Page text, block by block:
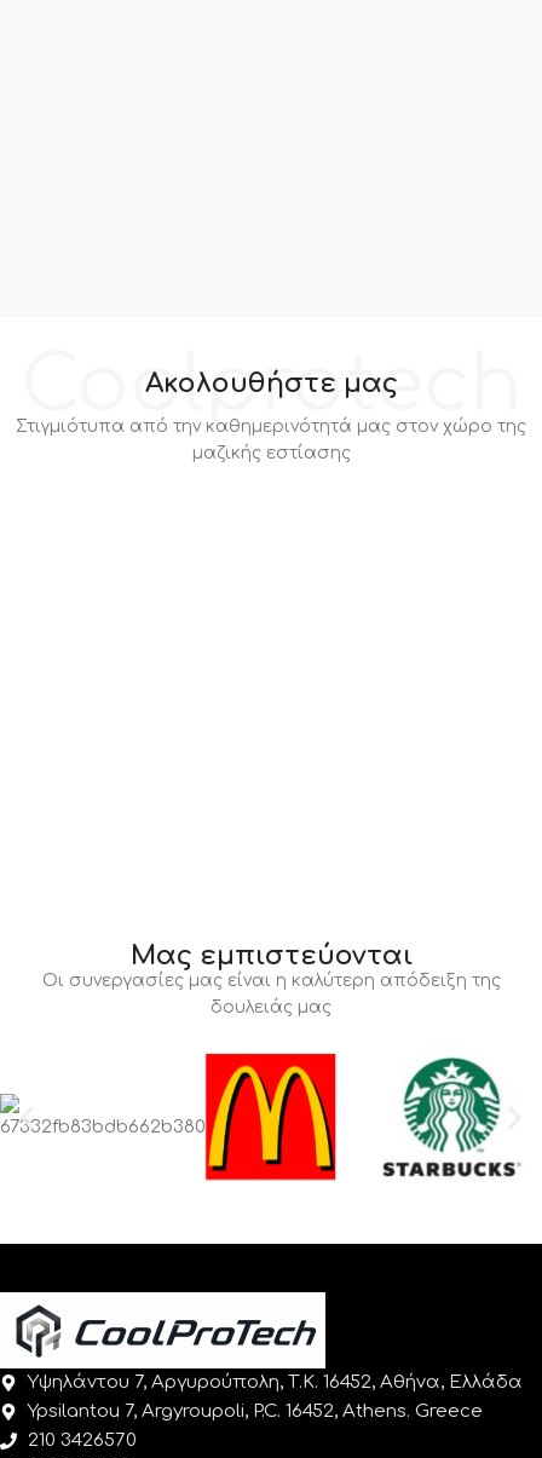
Coolprotech
Ακολουθήστε μας
Στιγμιότυπα από την καθημερινότητά μας στον χώρο της
μαζικής εστίασης
Μας εμπιστεύονται
Οι συνεργασίες μας είναι η καλύτερη απόδειξη της
δουλειάς μας
Υψηλάντου 7, Αργυρούπολη, Τ.Κ. 16452, Αθήνα, Ελλάδα
Ypsilantou 7, Argyroupoli, P.C. 16452, Athens. Greece
210 3426570